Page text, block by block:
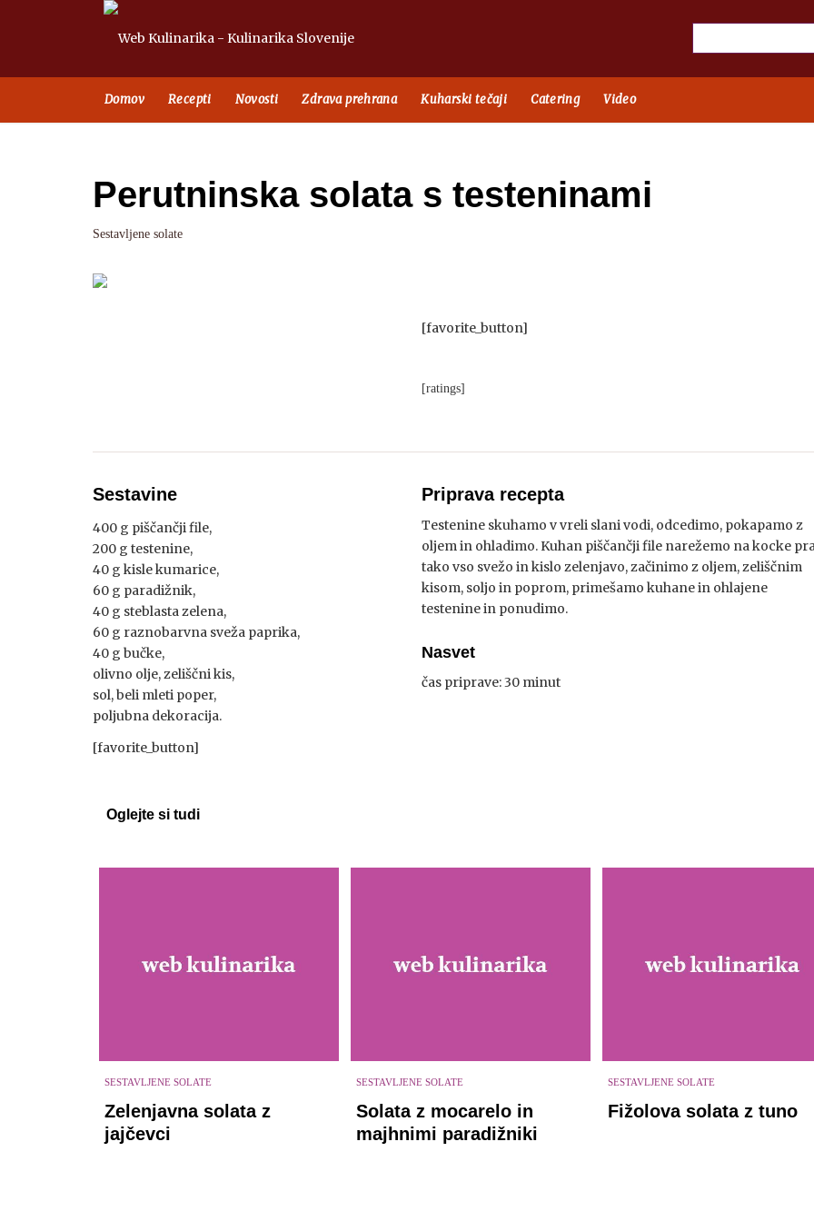
Domov Recepti Novosti Zdrava prehrana Kuharski tečaji Catering Video
Perutninska solata s testeninami
Sestavljene solate
[favorite_button]
[ratings]
Sestavine
400 g piščančji file,
200 g testenine,
40 g kisle kumarice,
60 g paradižnik,
40 g steblasta zelena,
60 g raznobarvna sveža paprika,
40 g bučke,
olivno olje, zeliščni kis,
sol, beli mleti poper,
poljubna dekoracija.
[favorite_button]
Priprava recepta
Testenine skuhamo v vreli slani vodi, odcedimo, pokapamo z
oljem in ohladimo. Kuhan piščančji file narežemo na kocke
tako vso svežo in kislo zelenjavo, začinimo z oljem, zeliščnim
kisom, soljo in poprom, primešamo kuhane in ohlajene
testenine in ponudimo.
Nasvet
čas priprave: 30 minut
Oglejte si tudi
SESTAVLJENE SOLATE
Zelenjavna solata z
jajčevci
SESTAVLJENE SOLATE
Solata z mocarelo in
majhnimi paradižniki
SESTAVLJENE SOLATE
Fižolova solata z tuno